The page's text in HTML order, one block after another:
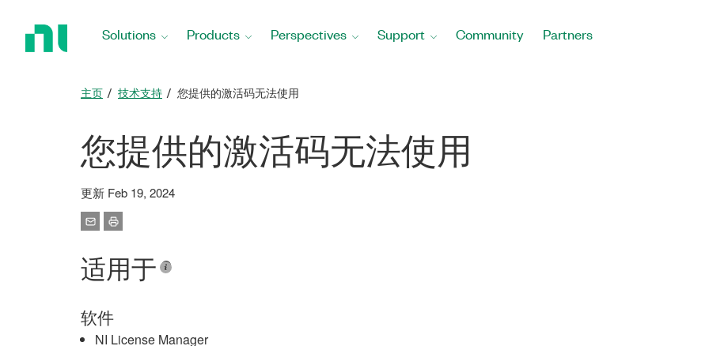
Solutions Products Perspectives Support Community Partners
主页 技术支持 您提供的激活码无法使用
您提供的激活码无法使用
更新 Feb 19, 2024
适用于
软件
NI License Manager